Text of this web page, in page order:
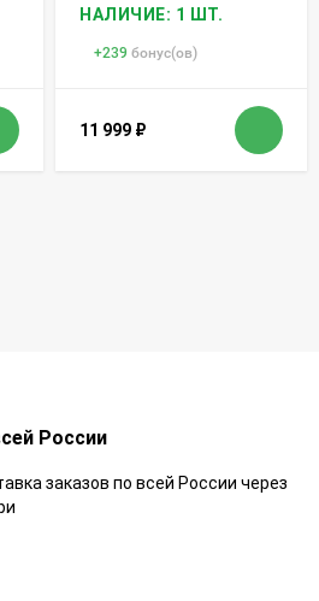
НАЛИЧИЕ: 1 ШТ.
+239 бонус(ов)
11 999 ₽
России
заказов по всей России через